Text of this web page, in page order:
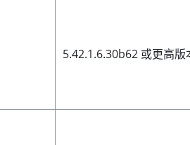
5.42.1.6.30b62 或更高版